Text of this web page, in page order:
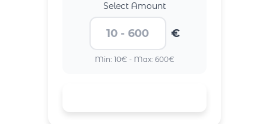
Select Amount
€
Min: 10€ - Max: 600€